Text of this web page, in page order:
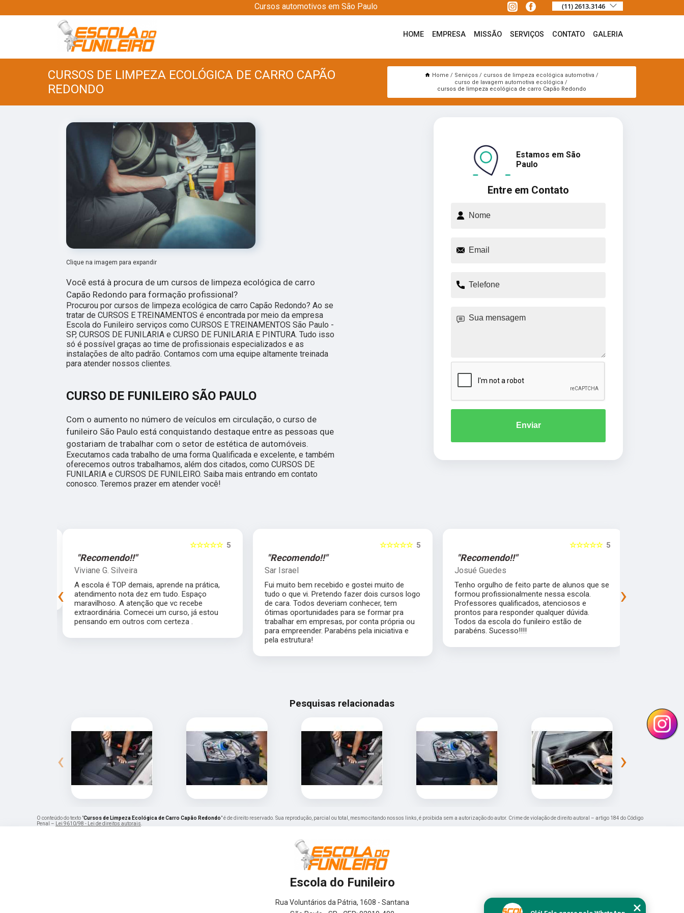
Cursos automotivos em São Paulo (11) 2613.3146
HOME EMPRESA MISSÃO SERVIÇOS CONTATO GALERIA
CURSOS DE LIMPEZA ECOLÓGICA DE CARRO CAPÃO
REDONDO
Home Serviços
cursos de limpeza ecológica automotiva
curso de lavagem automotiva ecológica
cursos de limpeza ecológica de carro Capão Redondo
Clique na imagem para expandir
Você está à procura de um cursos de limpeza ecológica de carro
Capão Redondo para formação profissional?
Procurou por cursos de limpeza ecológica de carro Capão Redondo? Ao se
tratar de CURSOS E TREINAMENTOS é encontrada por meio da empresa
Escola do Funileiro serviços como CURSOS E TREINAMENTOS São Paulo -
SP, CURSOS DE FUNILARIA e CURSO DE FUNILARIA E PINTURA. Tudo isso
só é possível graças ao time de profissionais especializados e as
instalações de alto padrão. Contamos com uma equipe altamente treinada
para atender nossos clientes.
CURSO DE FUNILEIRO SÃO PAULO
Com o aumento no número de veículos em circulação, o curso de
funileiro São Paulo está conquistando destaque entre as pessoas que
gostariam de trabalhar com o setor de estética de automóveis.
Executamos cada trabalho de uma forma Qualificada e excelente, e também
oferecemos outros trabalhamos, além dos citados, como CURSOS DE
FUNILARIA e CURSOS DE FUNILEIRO. Saiba mais entrando em contato
conosco. Teremos prazer em atender você!
Entre em Contato
Estamos em São
Paulo
Enviar
5
☆☆☆☆☆
"Recomendo!!"
Viviane G. Silveira
A escola é TOP demais, aprende na prática,
atendimento nota dez em tudo. Espaço
maravilhoso. A atenção que vc recebe
extraordinária. Comecei um curso, já estou
pensando em outros com certeza .
5
☆☆☆☆☆
"Recomendo!!"
Sar Israel
Fui muito bem recebido e gostei muito de
tudo o que vi. Pretendo fazer dois cursos logo
de cara. Todos deveriam conhecer, tem
ótimas oportunidades para se formar pra
trabalhar em empresas, por conta própria ou
para empreender. Parabéns pela iniciativa e
pela estrutura!
5
☆☆☆☆☆
"Recomendo!!"
Josué Guedes
Tenho orgulho de feito parte de alunos que se
formou profissionalmente nessa escola.
Professores qualificados, atenciosos e
prontos para responder qualquer dúvida.
Todos da escola do funileiro estão de
parabéns. Sucesso!!!!
‹ ›
Pesquisas relacionadas
‹ ›
O conteúdo do texto "Cursos de Limpeza Ecológica de Carro Capão Redondo" é de direito reservado. Sua reprodução, parcial ou total, mesmo citando nossos links, é proibida sem a autorização do autor. Crime de violação de direito autoral – artigo 184 do Código
Penal – Lei 9610/98 - Lei de direitos autorais.
Escola do Funileiro
Rua Voluntários da Pátria, 1608 - Santana